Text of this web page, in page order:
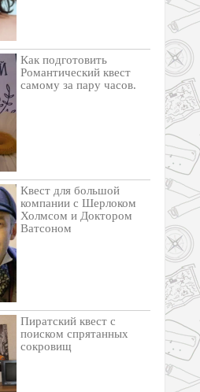
Как подготовить
Романтический квест
самому за пару часов.
Квест для большой
компании с Шерлоком
Холмсом и Доктором
Ватсоном
Пиратский квест с
поиском спрятанных
сокровищ